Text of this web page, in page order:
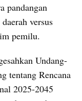
pandangan
versus
pemilu.
Undang-
tentang Rencana
2025-2045